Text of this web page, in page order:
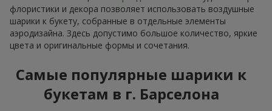
флористики и декора позволяет использовать воздушные
шарики к букету, собранные в отдельные элементы
аэродизайна. Здесь допустимо большое количество, яркие
цвета и оригинальные формы и сочетания.
Самые популярные шарики к
букетам в г. Барселона